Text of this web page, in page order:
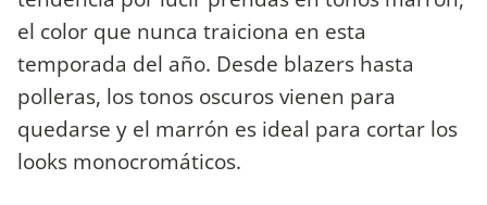
el color que nunca traiciona en esta
temporada del año. Desde blazers hasta
polleras, los tonos oscuros vienen para
quedarse y el marrón es ideal para cortar los
looks monocromáticos.